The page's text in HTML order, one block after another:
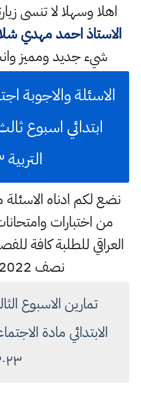
اهلا وسهلالا تنسى
الاستاذ احمد مهدي
شيء جديد ومميز
الاسئلة والاجوبة
ابتدائي اسبوع
التربية ٢٠٢٣
نضع لكم ادناه
من اختبارات
العراقي للطلبة كافة
نصف 2022 - 2023
تمارين الاسبوع